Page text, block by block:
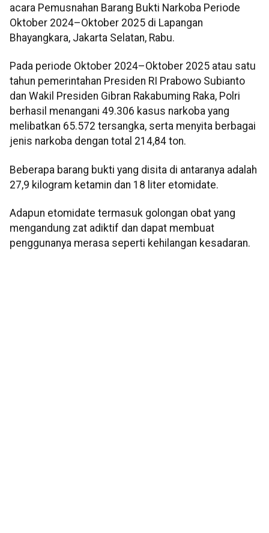
acara Pemusnahan Barang Bukti Narkoba Periode
Oktober 2024–Oktober 2025 di Lapangan
Bhayangkara, Jakarta Selatan, Rabu.
Pada periode Oktober 2024–Oktober 2025 atau satu
tahun pemerintahan Presiden RI Prabowo Subianto
dan Wakil Presiden Gibran Rakabuming Raka, Polri
berhasil menangani 49.306 kasus narkoba yang
melibatkan 65.572 tersangka, serta menyita berbagai
jenis narkoba dengan total 214,84 ton.
Beberapa barang bukti yang disita di antaranya adalah
27,9 kilogram ketamin dan 18 liter etomidate.
Adapun etomidate termasuk golongan obat yang
mengandung zat adiktif dan dapat membuat
penggunanya merasa seperti kehilangan kesadaran.